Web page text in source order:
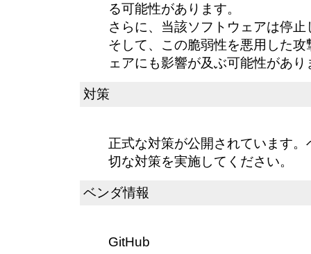
る可能性があります。
さらに、当該ソフトウェアは停止
そして、この脆弱性を悪用した
ェアにも影響が及ぶ可能性があり
対策
正式な対策が公開されています
切な対策を実施してください。
ベンダ情報
GitHub